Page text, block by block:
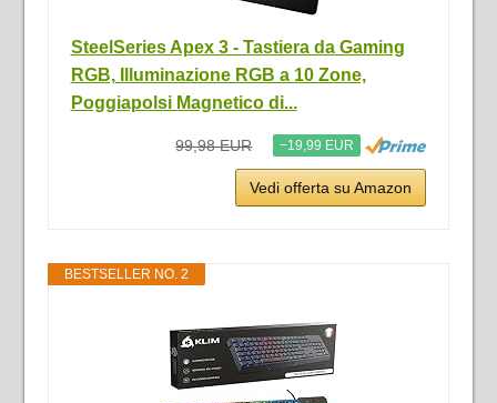
SteelSeries Apex 3 - Tastiera da Gaming
RGB, Illuminazione RGB a 10 Zone,
Poggiapolsi Magnetico di...
99,98 EUR −19,99 EUR
Vedi offerta su Amazon
BESTSELLER NO. 2